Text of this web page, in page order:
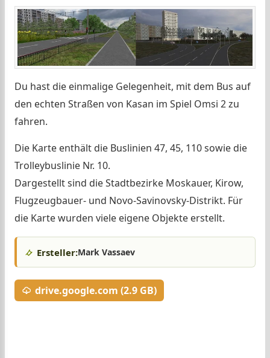
Du hast die einmalige Gelegenheit, mit dem Bus auf
den echten Straßen von Kasan im Spiel Omsi 2 zu
fahren.
Die Karte enthält die Buslinien 47, 45, 110 sowie die
Trolleybuslinie Nr. 10.
Dargestellt sind die Stadtbezirke Moskauer, Kirow,
Flugzeugbauer- und Novo-Savinovsky-Distrikt. Für
die Karte wurden viele eigene Objekte erstellt.
Ersteller:Mark Vassaev
drive.google.com (2.9 GB)